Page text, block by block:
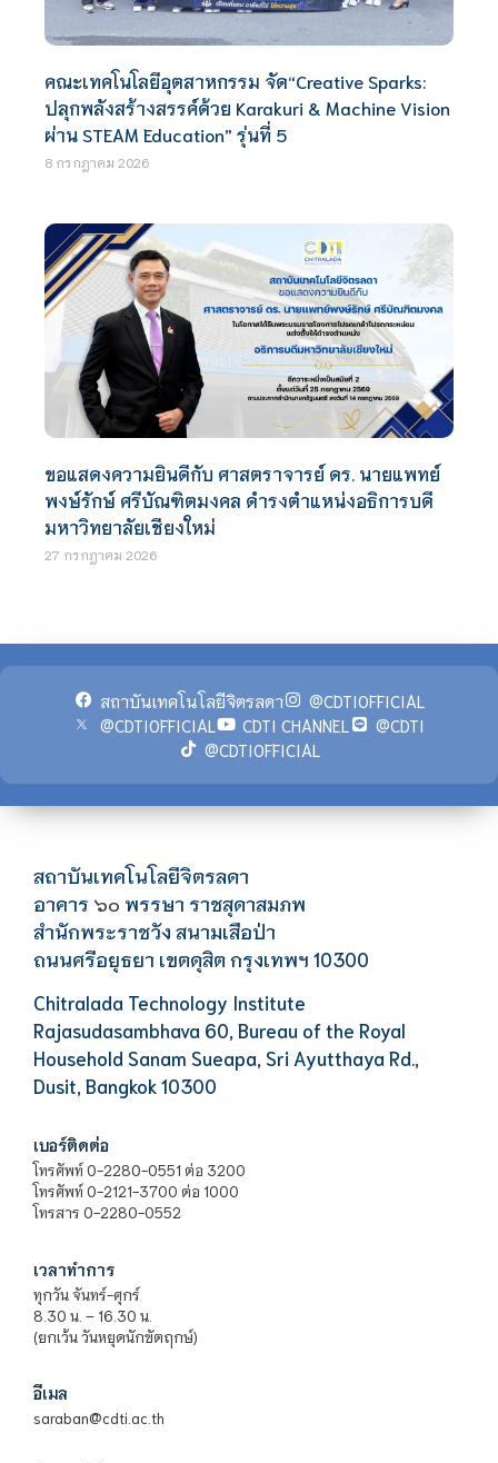
คณะเทคโนโลยีอุตสาหกรรม จัด“Creative Sparks:
ปลุกพลังสร้างสรรค์ด้วย Karakuri & Machine Vision
ผ่าน STEAM Education” รุ่นที่ 5
8 กรกฎาคม 2026
ขอแสดงความยินดีกับ ศาสตราจารย์ ดร. นายแพทย์
พงษ์รักษ์ ศรีบัณฑิตมงคล ดำรงตำแหน่งอธิการบดี
มหาวิทยาลัยเชียงใหม่
27 กรกฎาคม 2026
สถาบันเทคโนโลยีจิตรลดา
@CDTIOFFICIAL
@CDTIOFFICIAL
CDTI CHANNEL
@CDTI
@CDTIOFFICIAL
สถาบันเทคโนโลยีจิตรลดา
อาคาร ๖๐ พรรษา ราชสุดาสมภพ
สำนักพระราชวัง สนามเสือป่า
ถนนศรีอยุธยา เขตดุสิต กรุงเทพฯ 10300
Chitralada Technology Institute
Rajasudasambhava 60, Bureau of the Royal
Household Sanam Sueapa, Sri Ayutthaya Rd.,
Dusit, Bangkok 10300
เบอร์ติดต่อ
โทรศัพท์ 0-2280-0551 ต่อ 3200
โทรศัพท์ 0-2121-3700 ต่อ 1000
โทรสาร 0-2280-0552
เวลาทำการ
ทุกวัน จันทร์-ศุกร์
8.30 น. – 16.30 น.
(ยกเว้น วันหยุดนักขัตฤกษ์)
อีเมล
saraban@cdti.ac.th